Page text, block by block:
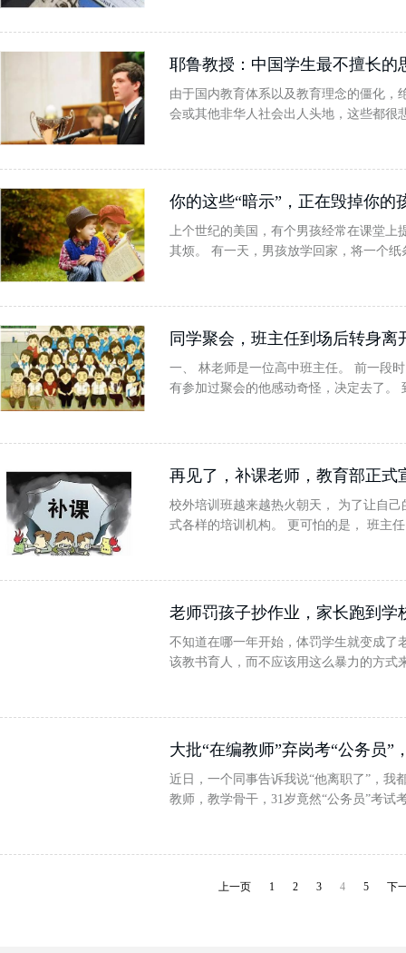
耶鲁教授：中国学生最不擅长
由于国内教育体系以及教育理念的僵化，
会或其他非华人社会出人头地，这些都很
你的这些“暗示”，正在毁掉你的
上个世纪的美国，有个男孩经常在课堂上
其烦。 有一天，男孩放学回家，将一个纸
同学聚会，班主任到场后转身
一、 林老师是一位高中班主任。 前一段
有参加过聚会的他感动奇怪，决定去了。
再见了，补课老师，教育部正
校外培训班越来越热火朝天， 为了让自
式各样的培训机构。 更可怕的是， 班主任
老师罚孩子抄作业，家长跑到学
不知道在哪一年开始，体罚学生就变成了
该教书育人，而不应该用这么暴力的方式
大批“在编教师”弃岗考“公务员”
近日，一个同事告诉我说“他离职了”，我
教师，教学骨干，31岁竟然“公务员”考试
上一页 1 2 3 4 5 下